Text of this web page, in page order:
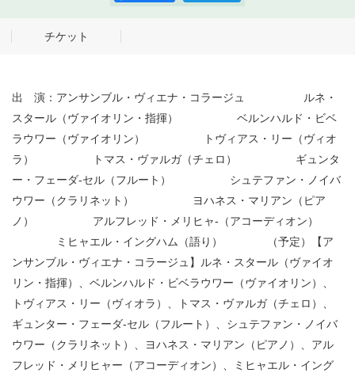
チケット
出 演：アンサンブル・ヴィエナ・コラージュ ルネ・
スタール（ヴァイオリン・指揮） ベルンハルド・ビベ
ラウワー（ヴァイオリン） トヴィアス・リー（ヴィオ
ラ） トマス・ヴァルガ（チェロ） ギュンタ
ー・フェーダ-セル（フルート） シュテファン・ノイバ
ウワー（クラリネット） ヨハネス・マリアン（ピア
ノ） アルフレッド・メリヒャ-（アコーディオン）
ミヒャエル・イングハム（語り） （予定）【ア
ンサンブル・ヴィエナ・コラージュ】ルネ・スタール（ヴァイオ
リン・指揮）、ベルンハルド・ビベラウワー（ヴァイオリン）、
トヴィアス・リー（ヴィオラ）、トマス・ヴァルガ（チェロ）、
ギュンター・フェーダ-セル（フルート）、シュテファン・ノイバ
ウワー（クラリネット）、ヨハネス・マリアン（ピアノ）、アル
フレッド・メリヒャー（アコーディオン）、ミヒャエル・イング